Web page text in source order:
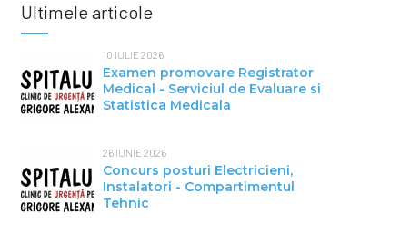
Ultimele articole
10 IULIE 2026
Examen promovare Registrator
Medical - Serviciul de Evaluare si
Statistica Medicala
26 IUNIE 2026
Concurs posturi Electricieni,
Instalatori - Compartimentul
Tehnic